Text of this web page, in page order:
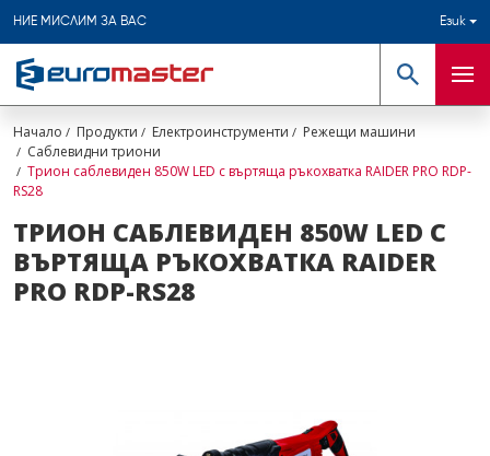
НИЕ МИСЛИМ ЗА ВАС Език
Търсене
Начало Продукти Електроинструменти
Режещи машини
Саблевидни триони
Трион саблевиден 850W LED с въртяща ръкохватка RAIDER PRO RDP-
RS28
ТРИОН САБЛЕВИДЕН 850W LED С
ВЪРТЯЩА РЪКОХВАТКА RAIDER
PRO RDP-RS28